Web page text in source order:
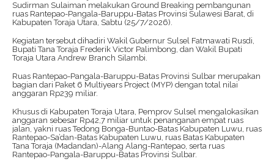
Sudirman Sulaiman melakukan Ground Breaking pembangunan
ruas Rantepao-Pangala-Baruppu-Batas Provinsi Sulawesi Barat, di
Kabupaten Toraja Utara, Sabtu (25/7/2026).
Kegiatan tersebut dihadiri Wakil Gubernur Sulsel Fatmawati Rusdi,
Bupati Tana Toraja Frederik Victor Palimbong, dan Wakil Bupati
Toraja Utara Andrew Branch Silambi.
Ruas Rantepao-Pangala-Baruppu-Batas Provinsi Sulbar merupakan
bagian dari Paket 6 Multiyears Project (MYP) dengan total nilai
anggaran Rp239 miliar.
Khusus di Kabupaten Toraja Utara, Pemprov Sulsel mengalokasikan
anggaran sebesar Rp42,7 miliar untuk penanganan empat ruas
jalan, yakni ruas Tedong Bonga-Buntao-Batas Kabupaten Luwu, ruas
Rantepao-Sa’dan-Batas Kabupaten Luwu, ruas Batas Kabupaten
Tana Toraja (Madandan)-Alang Alang-Rantepao, serta ruas
Rantepao-Pangala-Baruppu-Batas Provinsi Sulbar.